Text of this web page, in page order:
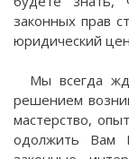
законных прав
юридический
Мы всегда
решением
мастерство,
одолжить Вам